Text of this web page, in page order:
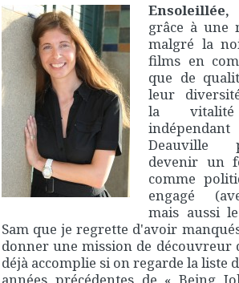
Ensoleillée,
grâce à une
malgré la
films en
que de
leur
la
Deauville
devenir un
comme
engagé
mais aussi
Sam que je regrette d'avoir
donner une mission de découvreur
déjà accomplie si on regarde la liste